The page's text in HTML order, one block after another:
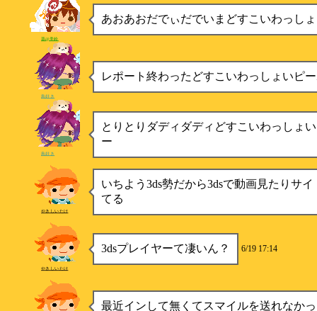
あおあおだでぃだでいまどすこいわっし
葵@美鈴
レポート終わったどすこいわっしょいピ
鳥好き
とりとりダディダディどすこいわっしょ
ー
鳥好き
いちよう3ds勢だから3dsで動画見たりサ
てる
やきしいたけ
3dsプレイヤーて凄いん？ 6/19 17:14
やきしいたけ
最近インして無くてスマイルを送れなか